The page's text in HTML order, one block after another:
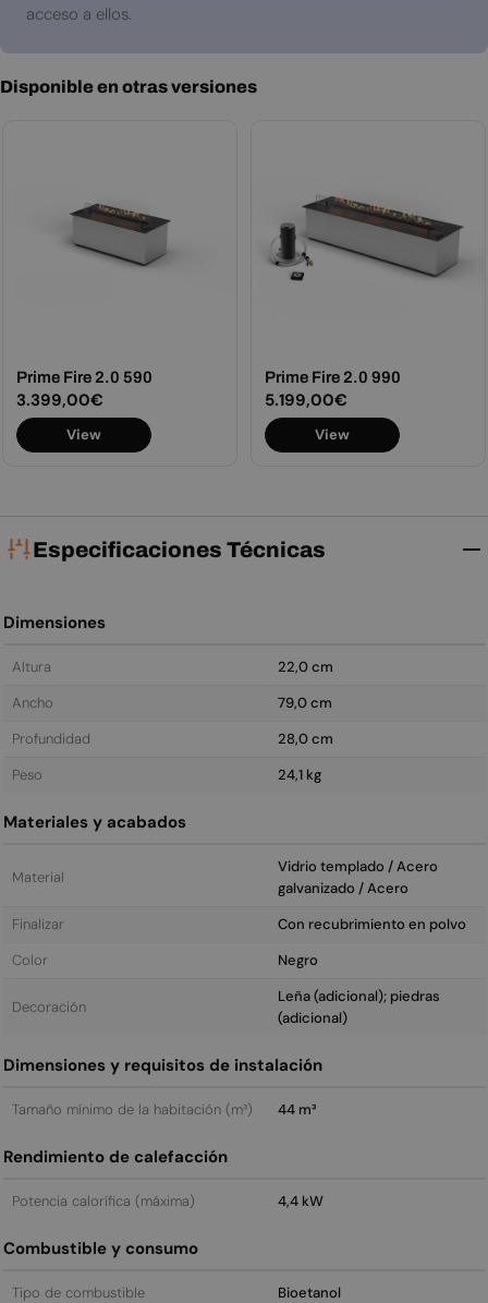
acceso a ellos.
Disponible en otras versiones
Prime Fire 2.0 590
Precio
habitual
3.399,00€
View
Prime Fire 2.0 990
Precio
habitual
5.199,00€
View
Especificaciones Técnicas
Dimensiones
Altura
22,0 cm
Ancho
79,0 cm
Profundidad
28,0 cm
Peso
24,1 kg
Materiales y acabados
Material
Vidrio templado / Acero
galvanizado / Acero
Finalizar
Con recubrimiento en polvo
Color
Negro
Decoración
Leña (adicional); piedras
(adicional)
Dimensiones y requisitos de instalación
Tamaño mínimo de la habitación (m³) 44 m³
Rendimiento de calefacción
Potencia calorífica (máxima) 4,4 kW
Combustible y consumo
Tipo de combustible
Bioetanol